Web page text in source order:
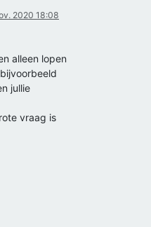
2020 18:08
alleen lopen
jullie
vraag is